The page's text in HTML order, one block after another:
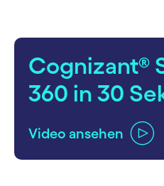
Cognizant®
360 in 30
Video ansehen